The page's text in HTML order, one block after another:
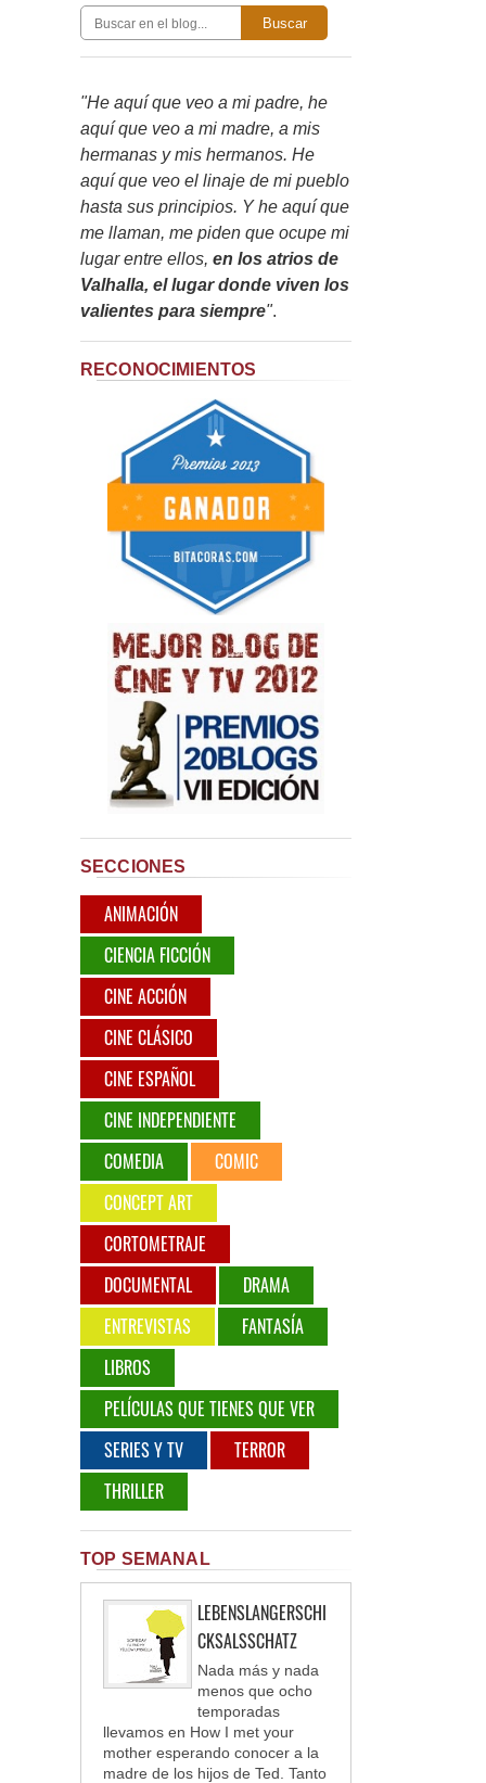
Buscar
"He aquí que veo a mi padre, he
aquí que veo a mi madre, a mis
hermanas y mis hermanos. He
aquí que veo el linaje de mi pueblo
hasta sus principios. Y he aquí que
me llaman, me piden que ocupe mi
lugar entre ellos, en los atrios de
Valhalla, el lugar donde viven los
valientes para siempre".
RECONOCIMIENTOS
SECCIONES
ANIMACIÓN
CIENCIA FICCIÓN
CINE ACCIÓN
CINE CLÁSICO
CINE ESPAÑOL
CINE INDEPENDIENTE
COMEDIA
COMIC
CONCEPT ART
CORTOMETRAJE
DOCUMENTAL
DRAMA
ENTREVISTAS
FANTASÍA
LIBROS
PELÍCULAS QUE TIENES QUE VER
SERIES Y TV
TERROR
THRILLER
TOP SEMANAL
LEBENSLANGERSCHI
CKSALSSCHATZ
Nada más y nada
menos que ocho
temporadas
llevamos en How I met your
mother esperando conocer a la
madre de los hijos de Ted. Tanto